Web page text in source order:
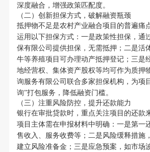
深度融合，增强政策匹配度。
（二）创新担保方式，破解融资瓶颈
抵押物不足是农村产业融合项目的普遍痛
运用以下担保方式：一是政策性担保，通
保有限公司提供担保，无需抵押；二是活
牛等养殖项目可办理动产抵押登记；三是
地经营权、集体资产股权等均可作为质押
询服务有限公司联合多家担保机构，为项
询”打包服务，降低融资门槛。
（三）注重风险防控，提升还款能力
银行在审批贷款时，重点关注项目的还款
项目主体需在申报材料中明确：一是第一
售收入、服务收费等；二是风险缓释措施
建立风险准备金；三是应急预案，如市场